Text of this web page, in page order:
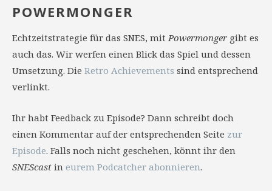
POWERMONGER
Echtzeitstrategie für das SNES, mitPowermonger gibt es
auch das. Wir werfen einen Blick das Spiel und dessen
Umsetzung. Die Retro Achievements sind entsprechend
verlinkt.
Ihr habt Feedback zu Episode? Dann schreibt doch
einen Kommentar auf der entsprechenden Seite zur
Episode. Falls noch nicht geschehen, könnt ihr den
SNEScast in eurem Podcatcher abonnieren.